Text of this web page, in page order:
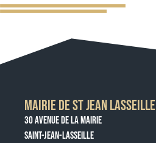
MAIRIE DE ST JEAN LASSEILLE
30 AVENUE DE LA MAIRIE
SAINT-JEAN-LASSEILLE